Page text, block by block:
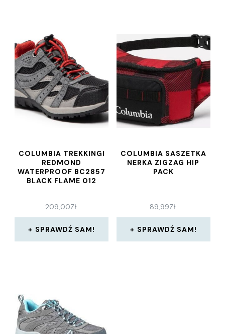
COLUMBIA TREKKINGI
REDMOND
WATERPROOF BC2857
BLACK FLAME 012
209,00ZŁ
SPRAWDŹ SAM!
COLUMBIA SASZETKA
NERKA ZIGZAG HIP
PACK
89,99ZŁ
SPRAWDŹ SAM!